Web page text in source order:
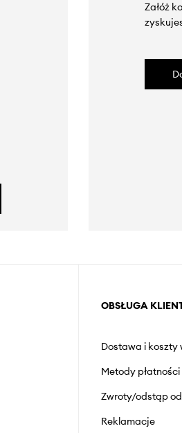
Załóż
OBSŁUGA
Dostawa i koszty
Metody płatności
Zwroty/odstąp
Reklamacje